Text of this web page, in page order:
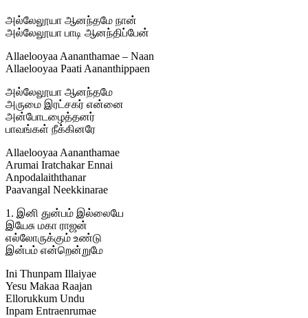
அல்லேலூயா ஆனந்தமே நான்
அல்லேலூயா பாடி ஆனந்திப்பேன்
Allaelooyaa Aananthamae – Naan
Allaelooyaa Paati Aananthippaen
அல்லேலூயா ஆனந்தமே
அருமை இரட்சகர் என்னை
அன்போடழைத்தனர்
பாவங்கள் நீக்கினரே
Allaelooyaa Aananthamae
Arumai Iratchakar Ennai
Anpodalaiththanar
Paavangal Neekkinarae
1. இனி துன்பம் இல்லையே
இயேசு மகா ராஜன்
எல்லோருக்கும் உண்டு
இன்பம் என்றென்றுமே
Ini Thunpam Illaiyae
Yesu Makaa Raajan
Ellorukkum Undu
Inpam Entraenrumae